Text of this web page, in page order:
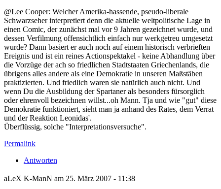
@Lee Cooper: Welcher Amerika-hassende, pseudo-liberale
Schwarzseher interpretiert denn die aktuelle weltpolitische Lage in
einen Comic, der zunächst mal vor 9 Jahren gezeichnet wurde, und
dessen Verfilmung offensichtlich einfach nur werkgetreu umgesetzt
wurde? Dann basiert er auch noch auf einem historisch verbrieften
Ereignis und ist ein reines Actionspektakel - keine Abhandlung über
die Vorzüge der ach so friedlichen Stadtstaaten Griechenlands, die
übrigens alles andere als eine Demokratie in unseren Maßstäben
praktizierten. Und friedlich waren sie natürlich auch nicht. Und
wenn Du die Ausbildung der Spartaner als besonders fürsorglich
oder ehrenvoll bezeichnen willst...oh Mann. Tja und wie "gut" diese
Demokratie funktioniert, sieht man ja anhand des Rates, dem Verrat
und der Reaktion Leonidas'.
Überflüssig, solche "Interpretationsversuche".
Permalink
Antworten
aLeX K-ManN am 25. März 2007 - 11:38